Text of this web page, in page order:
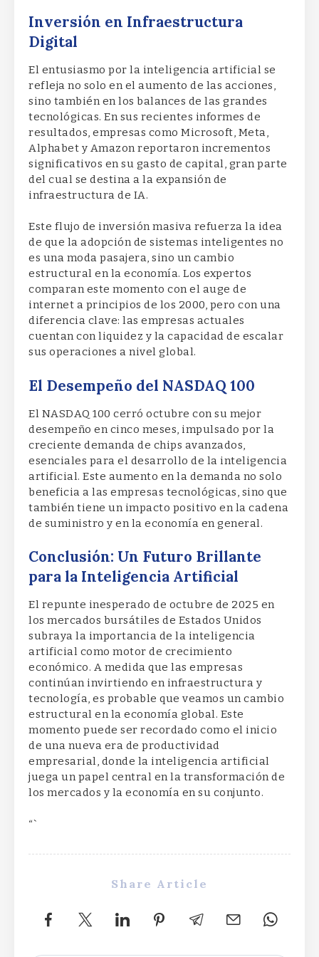
Inversión en Infraestructura
Digital
El entusiasmo por la inteligencia artificial se
refleja no solo en el aumento de las acciones,
sino también en los balances de las grandes
tecnológicas. En sus recientes informes de
resultados, empresas como Microsoft, Meta,
Alphabet y Amazon reportaron incrementos
significativos en su gasto de capital, gran parte
del cual se destina a la expansión de
infraestructura de IA.
Este flujo de inversión masiva refuerza la idea
de que la adopción de sistemas inteligentes no
es una moda pasajera, sino un cambio
estructural en la economía. Los expertos
comparan este momento con el auge de
internet a principios de los 2000, pero con una
diferencia clave: las empresas actuales
cuentan con liquidez y la capacidad de escalar
sus operaciones a nivel global.
El Desempeño del NASDAQ 100
El NASDAQ 100 cerró octubre con su mejor
desempeño en cinco meses, impulsado por la
creciente demanda de chips avanzados,
esenciales para el desarrollo de la inteligencia
artificial. Este aumento en la demanda no solo
beneficia a las empresas tecnológicas, sino que
también tiene un impacto positivo en la cadena
de suministro y en la economía en general.
Conclusión: Un Futuro Brillante
para la Inteligencia Artificial
El repunte inesperado de octubre de 2025 en
los mercados bursátiles de Estados Unidos
subraya la importancia de la inteligencia
artificial como motor de crecimiento
económico. A medida que las empresas
continúan invirtiendo en infraestructura y
tecnología, es probable que veamos un cambio
estructural en la economía global. Este
momento puede ser recordado como el inicio
de una nueva era de productividad
empresarial, donde la inteligencia artificial
juega un papel central en la transformación de
los mercados y la economía en su conjunto.
“`
Share Article